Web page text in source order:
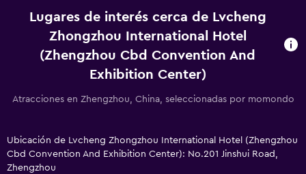
Lugares de interés cerca de Lvcheng
Zhongzhou International Hotel
(Zhengzhou Cbd Convention And
Exhibition Center)
Atracciones en Zhengzhou, China, seleccionadas por momondo
Ubicación de Lvcheng Zhongzhou International Hotel (Zhengzhou
Cbd Convention And Exhibition Center): No.201 Jinshui Road,
Zhengzhou